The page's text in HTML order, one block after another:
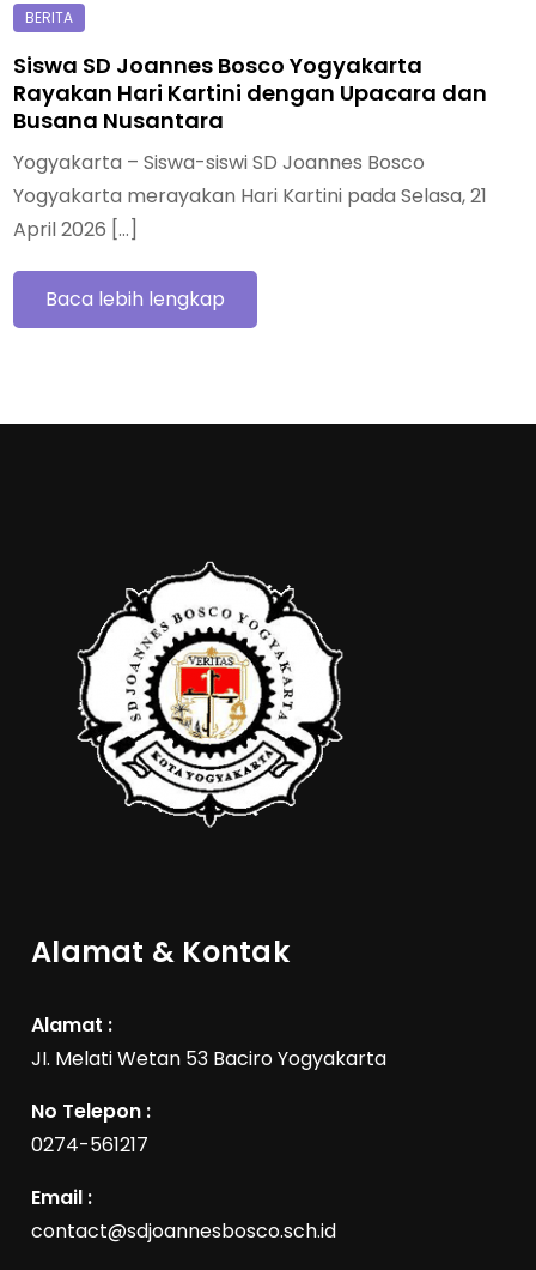
Siswa SD Joannes Bosco Yogyakarta
Rayakan Hari Kartini dengan Upacara dan
Busana Nusantara
Yogyakarta – Siswa-siswi SD Joannes Bosco
Yogyakarta merayakan Hari Kartini pada Selasa, 21
April 2026 […]
Baca lebih lengkap
Alamat & Kontak
Alamat :
JI. Melati Wetan 53 Baciro Yogyakarta
No Telepon :
0274-561217
Email :
contact@sdjoannesbosco.sch.id